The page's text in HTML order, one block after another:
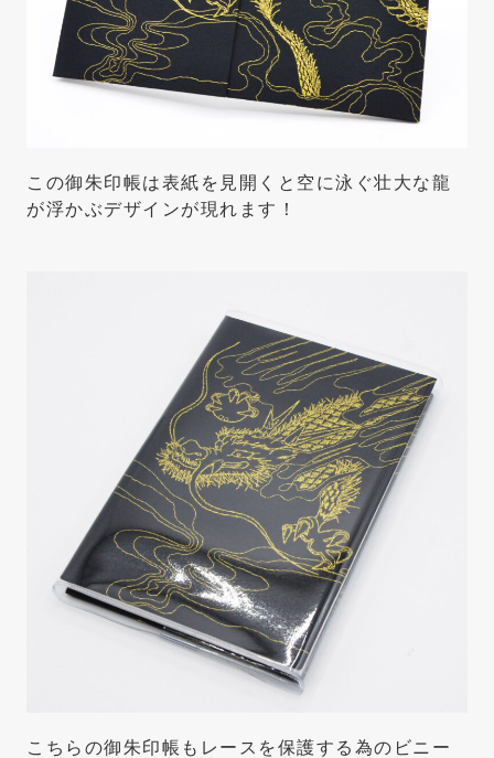
この御朱印帳は表紙を見開くと空に泳ぐ壮大な龍
が浮かぶデザインが現れます！
こちらの御朱印帳もレースを保護する為のビニー